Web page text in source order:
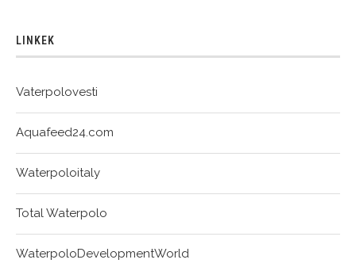
LINKEK
Vaterpolovesti
Aquafeed24.com
Waterpoloitaly
Total Waterpolo
WaterpoloDevelopmentWorld